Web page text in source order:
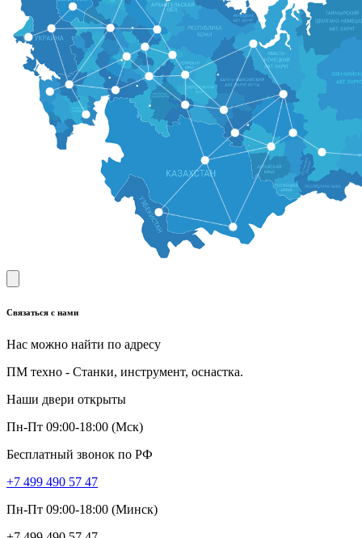
Связаться с нами
Нас можно найти по адресу
ПМ техно - Станки, инструмент, оснастка.
Наши двери открыты
Пн-Пт 09:00-18:00 (Мск)
Бесплатный звонок по РФ
+7 499 490 57 47
Пн-Пт 09:00-18:00 (Минск)